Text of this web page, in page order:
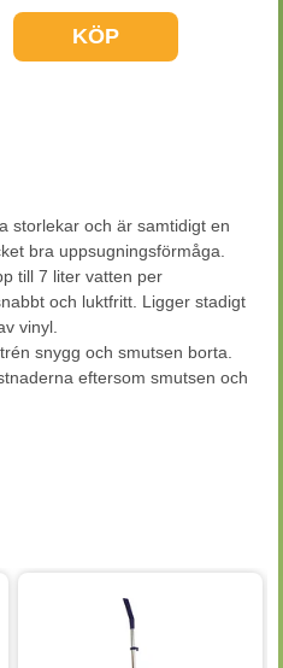
KÖP
storlekar och är samtidigt en
bra uppsugningsförmåga.
till 7 liter vatten per
och luktfritt. Ligger stadigt
vinyl.
snygg och smutsen borta.
eftersom smutsen och